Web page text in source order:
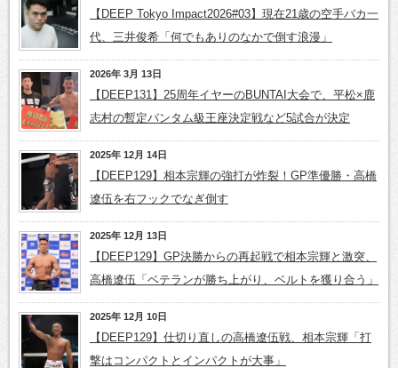
【DEEP Tokyo Impact2026#03】現在21歳の空手バカ一
代、三井俊希「何でもありのなかで倒す浪漫」
2026年 3月 13日
【DEEP131】25周年イヤーのBUNTAI大会で、平松×鹿
志村の暫定バンタム級王座決定戦など5試合が決定
2025年 12月 14日
【DEEP129】相本宗輝の強打が炸裂！GP準優勝・高橋
遼伍を右フックでなぎ倒す
2025年 12月 13日
【DEEP129】GP決勝からの再起戦で相本宗輝と激突、
高橋遼伍「ベテランが勝ち上がり、ベルトを獲り合う」
2025年 12月 10日
【DEEP129】仕切り直しの高橋遼伍戦、相本宗輝「打
撃はコンパクトとインパクトが大事」